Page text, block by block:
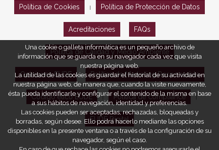
Política de Cookies Política de Protección de Datos
Acreditaciones FAQs
Política de Calidad y Medio Ambiente
Opiniones EUDE Política de Marketing Responsable
Código ético EUDE Política de compliance
EUDE Digital
Una cookie o galleta informática es un pequeño archivo de
información que se guarda en su navegador cada vez que visita
nuestra página web.
La utilidad de las cookies es guardar el historial de su actividad en
nuestra página web, de manera que, cuando la visite nuevamente,
ésta pueda identificarle y configurar el contenido de la misma en base
a sus hábitos de navegación, identidad y preferencias.
Las cookies pueden ser aceptadas, rechazadas, bloqueadas y
borradas, según desee. Ello podrá hacerlo mediante las opciones
disponibles en la presente ventana o a través de la configuración de su
navegador, según el caso.